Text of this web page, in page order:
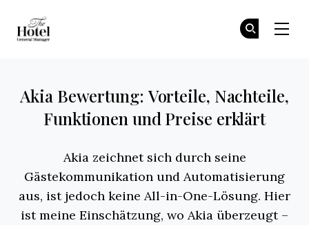
Akia Bewertung: Vorteile, Nachteile,
Funktionen und Preise erklärt
Akia zeichnet sich durch seine
Gästekommunikation und Automatisierung
aus, ist jedoch keine All-in-One-Lösung. Hier
ist meine Einschätzung, wo Akia überzeugt –